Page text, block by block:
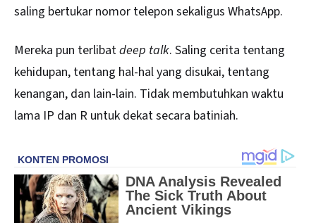
saling bertukar nomor telepon sekaligus WhatsApp.
Mereka pun terlibatdeep talk. Saling cerita tentang
kehidupan, tentang hal-hal yang disukai, tentang
kenangan, dan lain-lain. Tidak membutuhkan waktu
lama IP dan R untuk dekat secara batiniah.